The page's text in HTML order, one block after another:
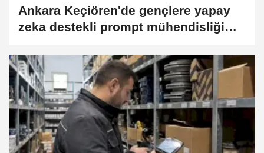
Ankara Keçiören'de gençlere yapay
zeka destekli prompt mühendisliği
eğitimi